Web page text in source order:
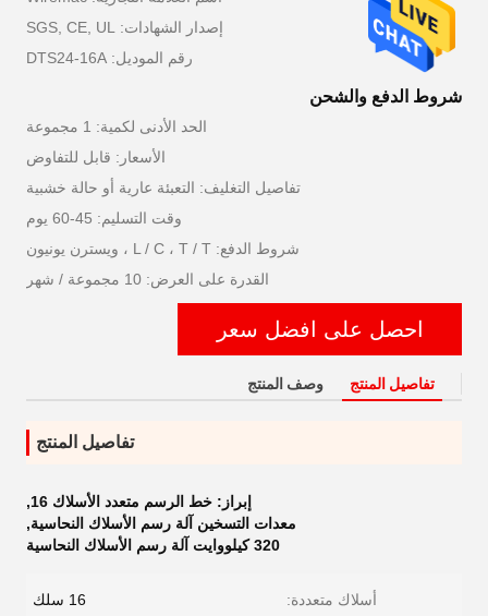
إصدار الشهادات: SGS, CE, UL
رقم الموديل: DTS24-16A
شروط الدفع والشحن
الحد الأدنى لكمية: 1 مجموعة
الأسعار: قابل للتفاوض
تفاصيل التغليف: التعبئة عارية أو حالة خشبية
وقت التسليم: 45-60 يوم
شروط الدفع: L / C ، T / T ، ويسترن يونيون
القدرة على العرض: 10 مجموعة / شهر
احصل على افضل سعر
تفاصيل المنتج وصف المنتج
تفاصيل المنتج
إبراز: خط الرسم متعدد الأسلاك 16
,
معدات التسخين آلة رسم الأسلاك النحاسية,
320 كيلووايت آلة رسم الأسلاك النحاسية
أسلاك متعددة: 16 سلك